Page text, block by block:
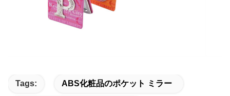
Tags: ABS化粧品のポケット ミラー